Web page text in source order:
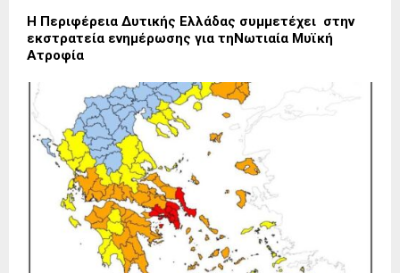
Η Περιφέρεια Δυτικής Ελλάδας συμμετέχει στην
εκστρατεία ενημέρωσης για τηΝωτιαία Μυϊκή
Ατροφία